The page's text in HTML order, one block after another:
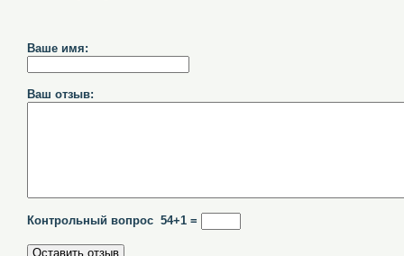
Ваше имя:
Ваш отзыв:
Контрольный вопрос 54+1 =